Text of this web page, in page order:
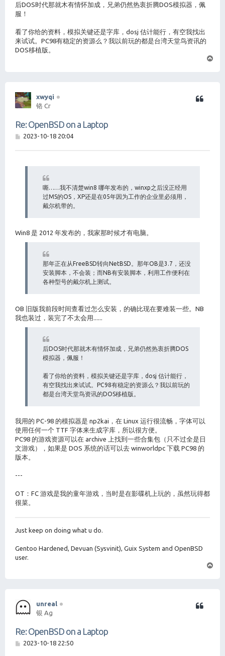
后DOS时代那就木有情怀加成，兄弟仍然热衷折腾DOS模拟器，佩
服！
看了你给的资料，模拟关键还是字库，dosj 估计能行，有空我找出
来试试。PC98有稳定的资源么？我以前玩的都是台湾天堂鸟资讯的
DOS移植版。
xwyqi
铬 Cr
Re: OpenBSD on a Laptop
帖
2023-10-18 20:04
嘶……我不清楚win8 哪年发布的，winxp之后没正经用
过MS的OS，XP还是在05年因为工作的企业里必须用，
戴尔机带的。
Win8 是 2012 年发布的，我家那时候才有电脑。
那年正在从FreeBSD转向NetBSD。那年OB是3.7，还没
安装脚本，不会装；而NB有安装脚本，利用工作便利在
各种型号的戴尔机上测试。
OB 旧版我前段时间查看过怎么安装，的确比现在要难装一些。NB
我也装过，装完了不太会用......
后DOS时代那就木有情怀加成，兄弟仍然热衷折腾DOS
模拟器，佩服！
看了你给的资料，模拟关键还是字库，dosj 估计能行，
有空我找出来试试。PC98有稳定的资源么？我以前玩的
都是台湾天堂鸟资讯的DOS移植版。
我用的 PC-98 的模拟器是 np2kai，在 Linux 运行很流畅，字体可以
使用任何一个 TTF 字体来生成字库，所以很方便。
PC98 的游戏资源可以在 archive 上找到一些合集包（只不过全是日
文游戏），如果是 DOS 系统的话可以去 winworldpc 下载 PC98 的
版本。
---
OT：FC 游戏是我的童年游戏，当时是在影碟机上玩的，虽然玩得都
很菜。
Just keep on doing what u do.
Gentoo Hardened, Devuan (Sysvinit), Guix System and OpenBSD
user.
unreal
银 Ag
Re: OpenBSD on a Laptop
帖
2023-10-18 22:50